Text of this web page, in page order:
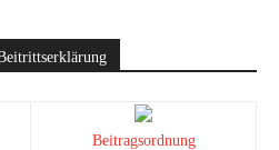
Beitragsordnung